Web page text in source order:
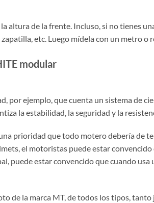
altura de la frente. Incluso, si no tienes
etc. Luego mídela con un metro o
modular
por ejemplo, que cuenta un sistema de
la estabilidad, la seguridad y la
prioridad que todo motero debería de
el motoristas puede estar convencido
puede estar convencido que cuando usa
de la marca MT, de todos los tipos, tanto